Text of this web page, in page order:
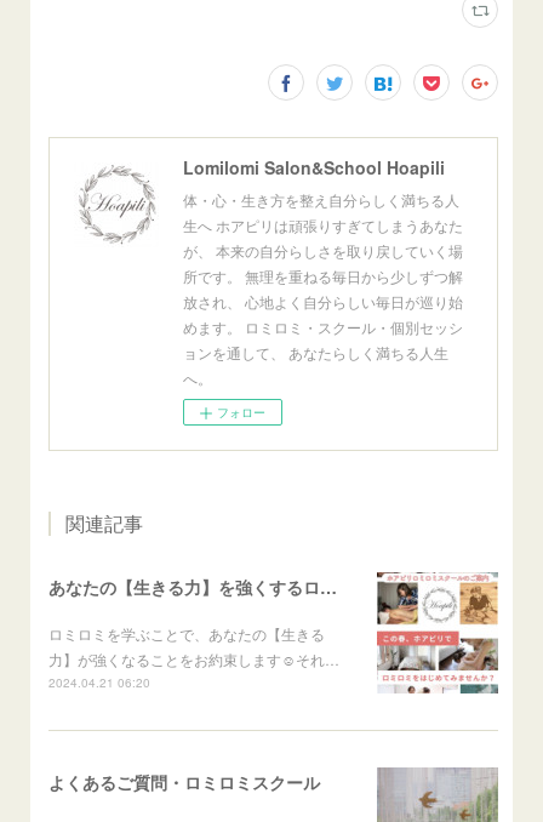
Lomilomi Salon&School Hoapili
体・心・生き方を整え自分らしく満ちる人
生へ ホアピリは頑張りすぎてしまうあなた
が、 本来の自分らしさを取り戻していく場
所です。 無理を重ねる毎日から少しずつ解
放され、 心地よく自分らしい毎日が巡り始
めます。 ロミロミ・スクール・個別セッシ
ョンを通して、 あなたらしく満ちる人生
へ。
フォロー
関連記事
あなたの【生きる力】を強くするロミロミスクール
ロミロミを学ぶことで、あなたの【生きる
力】が強くなることをお約束します☺️それ…
2024.04.21 06:20
よくあるご質問・ロミロミスクール